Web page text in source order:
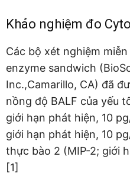
Khảo nghiệm đo
Các bộ xét nghiệm
enzyme sandwich
Inc.,Camarillo, CA) đã
nồng độ BALF của yếu
giới hạn phát hiện, 10
giới hạn phát hiện, 10
thực bào 2 (MIP-2; giới
[1]